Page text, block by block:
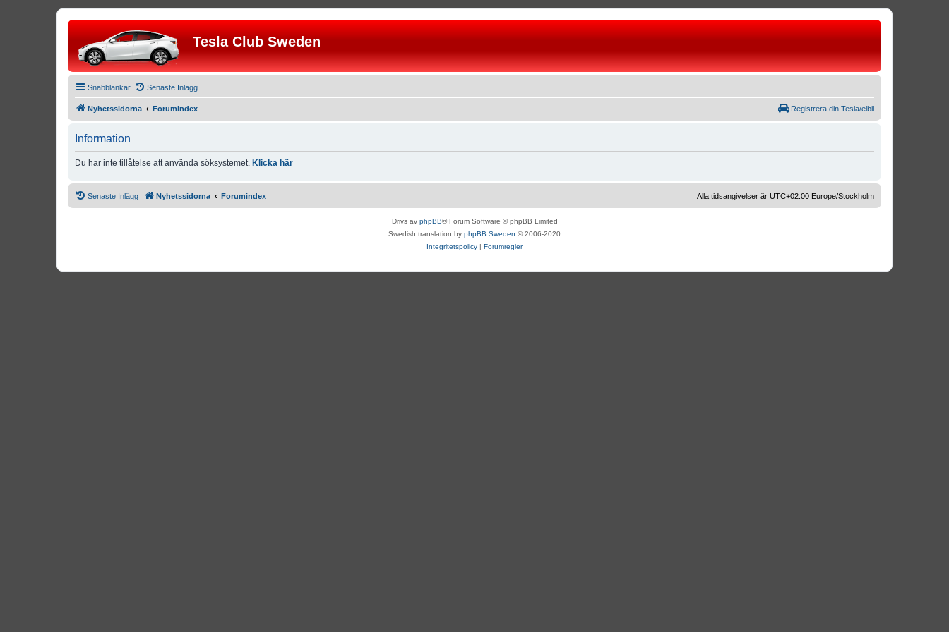
Tesla Club Sweden
Snabblänkar Senaste Inlägg
Nyhetssidorna Forumindex Registrera din Tesla/elbil
Information
Du har inte tillåtelse att använda söksystemet. Klicka här
Senaste Inlägg Nyhetssidorna Forumindex Alla tidsangivelser är UTC+02:00 Europe/Stockholm
Drivs av phpBB® Forum Software © phpBB Limited
Swedish translation by phpBB Sweden © 2006-2020
Integritetspolicy | Forumregler